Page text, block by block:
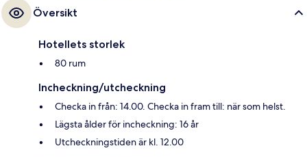
Översikt
Hotellets storlek
80 rum
Incheckning/utcheckning
Checka in från: 14.00. Checka in fram till: när som helst.
Lägsta ålder för incheckning: 16 år
Utcheckningstiden är kl. 12.00